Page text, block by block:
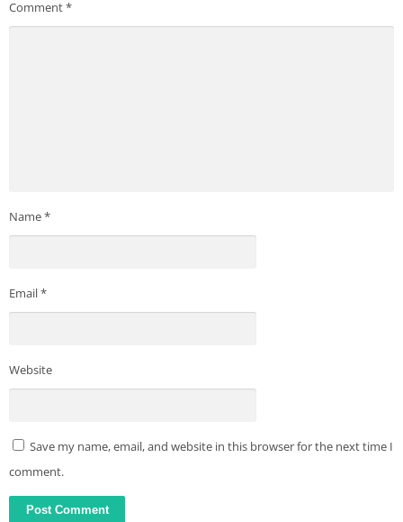
Comment*
Name*
Email*
Website
Save my name, email, and website in this browser for the next time I
comment.